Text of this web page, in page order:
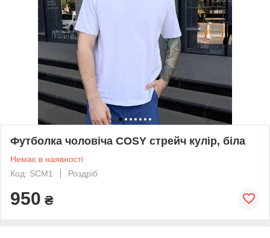
Футболка чоловіча COSY стрейч кулір, біла
Немає в наявності
Код: SCM1
Роздріб
950 ₴